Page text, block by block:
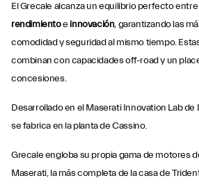
El Grecale alcanza un equilibrio perfecto entre
rendimientoe innovación, garantizando las
comodidad y seguridad al mismo tiempo.
combinan con capacidades off-road y un
concesiones.
Desarrollado en el Maserati Innovation Lab de
se fabrica en la planta de Cassino.
Grecale engloba su propia gama de motores
Maserati, la más completa de la casa de